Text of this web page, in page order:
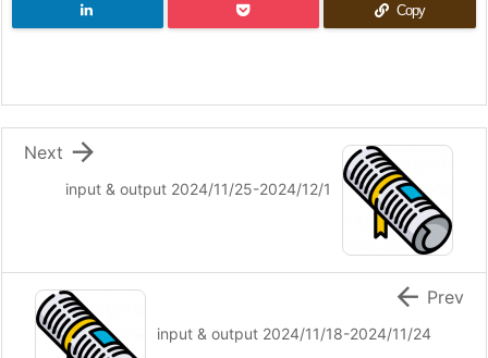
Copy
input & output 2024/11/25-2024/12/1

Next
input & output 2024/11/18-2024/11/24
 Prev